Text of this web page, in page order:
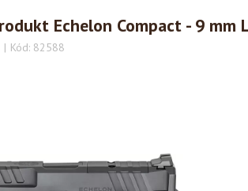
Echelon Compact - 9 mm
Kód: 82588